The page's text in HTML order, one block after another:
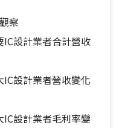
察
設計業者合計營收
設計業者營收變化
設計業者毛利率變